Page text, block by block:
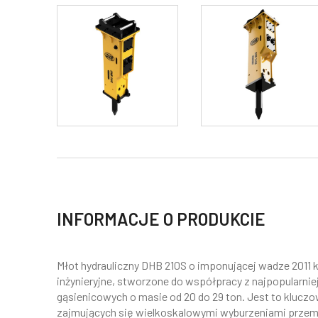
INFORMACJE O PRODUKCIE
Młot hydrauliczny DHB 210S o imponującej wadze
inżynieryjne, stworzone do współpracy z
gąsienicowych o masie od 20 do 29 ton. Jest to
zajmujących się wielkoskalowymi wyburzeniami